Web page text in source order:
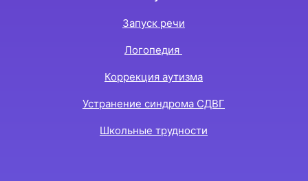
Запуск речи
Логопедия
Коррекция аутизма
Устранение синдрома СДВГ
Школьные трудности